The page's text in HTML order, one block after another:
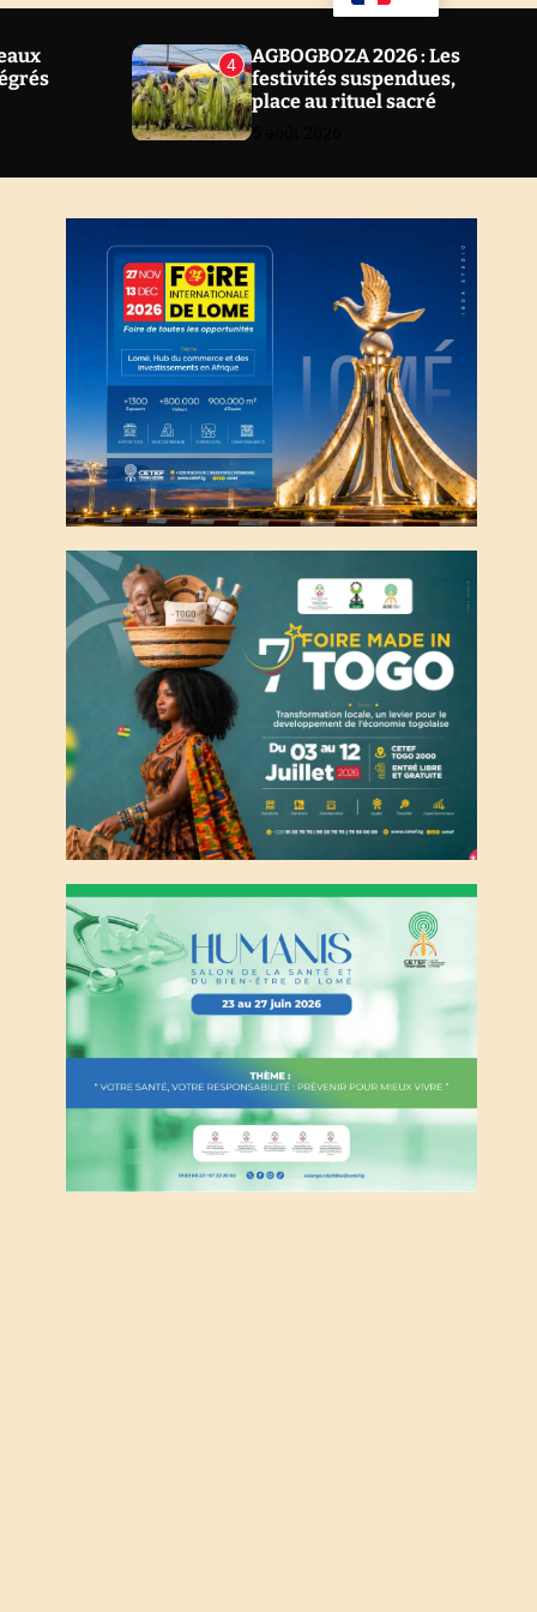
l
e
a
c
4
AGBOGBOZA 2026 : Les
festivités suspendues,
place au rituel sacré
5 août 2026